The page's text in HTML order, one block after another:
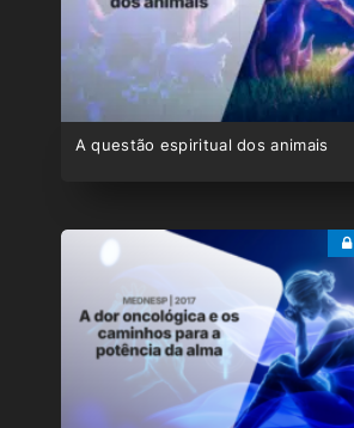
A questão espiritual dos animais